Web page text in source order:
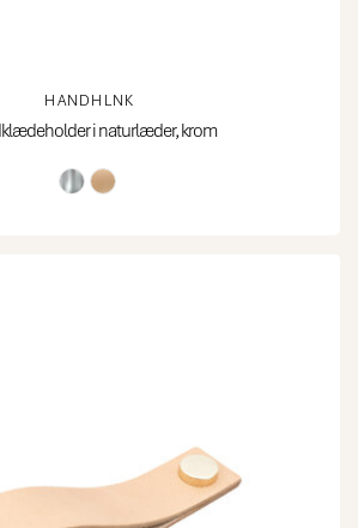
HANDHLNK
i naturlæder, krom